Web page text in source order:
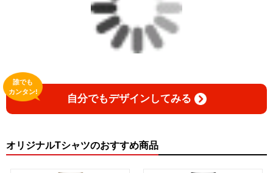
自分でもデザインしてみる
誰でも
カンタン!
オリジナルTシャツのおすすめ商品